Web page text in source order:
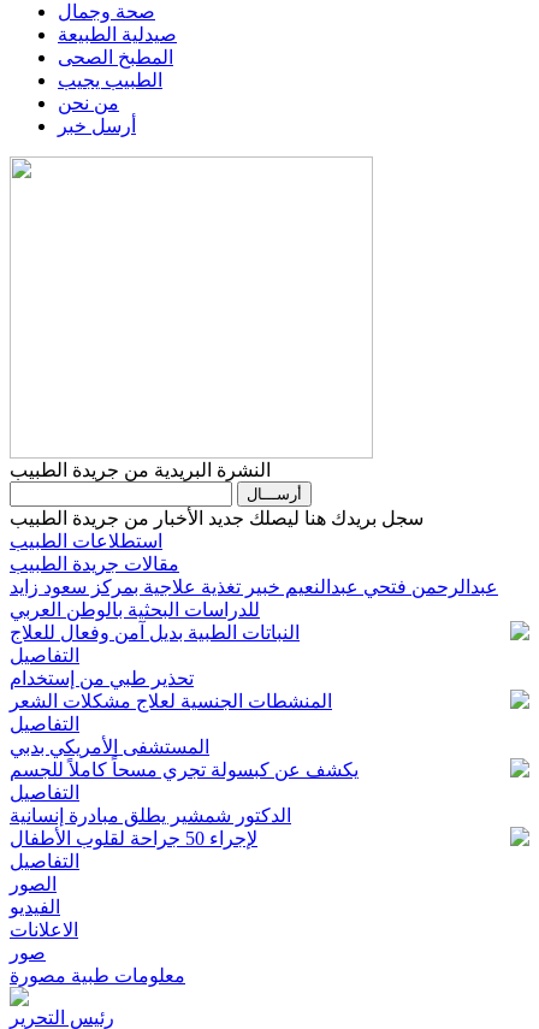
صحة وجمال
صيدلية الطبيعة
المطبخ الصحى
الطبيب يجيب
من نحن
أرسل خبر
النشرة البريدية من جريدة الطبيب
سجل بريدك هنا ليصلك جديد الأخبار من جريدة الطبيب
استطلاعات الطبيب
مقالات جريدة الطبيب
عبدالرحمن فتحي عبدالنعيم خبير تغذية علاجية بمركز سعود زايد
للدراسات البحثية بالوطن العربي
النباتات الطبية بديل آمن وفعال للعلاج
التفاصيل
تحذير طبي من إستخدام
المنشطات الجنسية لعلاج مشكلات الشعر
التفاصيل
المستشفى الأمريكي بدبي
يكشف عن كبسولة تجري مسحاً كاملاً للجسم
التفاصيل
الدكتور شمشير يطلق مبادرة إنسانية
لإجراء 50 جراحة لقلوب الأطفال
التفاصيل
الصور
الفيديو
الاعلانات
صور
معلومات طبية مصورة
رئيس التحرير